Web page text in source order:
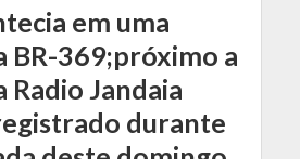
em uma
BR-369;próximo a
Radio Jandaia
durante